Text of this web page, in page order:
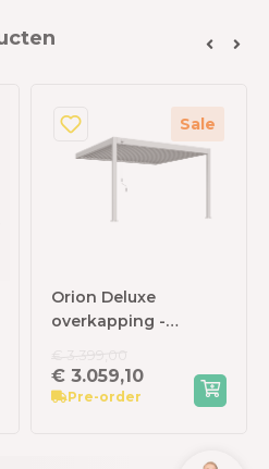
Sale
Orion Deluxe
overkapping -
360x400 cm -
Kiezelgrijs
€ 3.059,10
Pre-order